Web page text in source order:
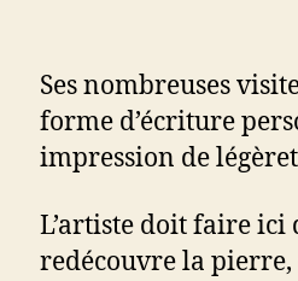
Ses nombreuses
forme d’écriture
impression de
L’artiste doit faire ici
redécouvre la pierre,